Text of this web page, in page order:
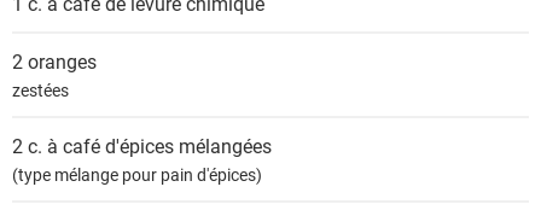
2 oranges
zestées
2 c. à caféd'épices mélangées
(type mélange pour pain d'épices)